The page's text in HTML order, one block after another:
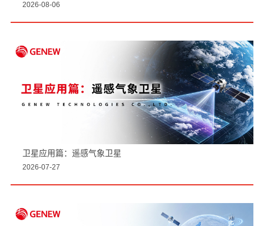
2026-08-06
卫星应用篇：遥感气象卫星
2026-07-27